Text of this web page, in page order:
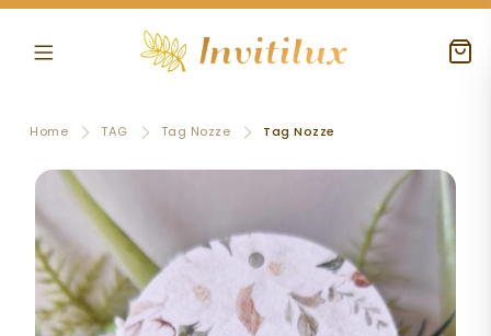
Home TAG Tag Nozze Tag Nozze